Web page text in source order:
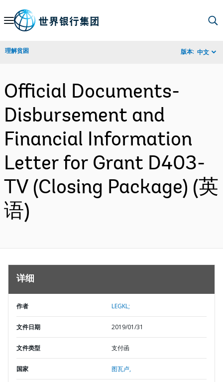
Skip
Navigation
理解贫困 版本: 中文
Official Documents-
Disbursement and
Financial Information
Letter for Grant D403-
TV (Closing Package) (英
语)
详细
作者 LEGKL;
文件日期 2019/01/31
文件类型 支付函
国家 图瓦卢,